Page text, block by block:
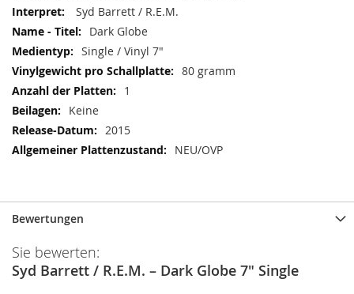
Syd Barrett / R.E.M. ‎
Dark Globe
Single / Vinyl 7"
80 gramm
1
Keine
2015
NEU/OVP
Bewertungen
Sie bewerten:
Syd Barrett / R.E.M. ‎– Dark Globe 7" Single